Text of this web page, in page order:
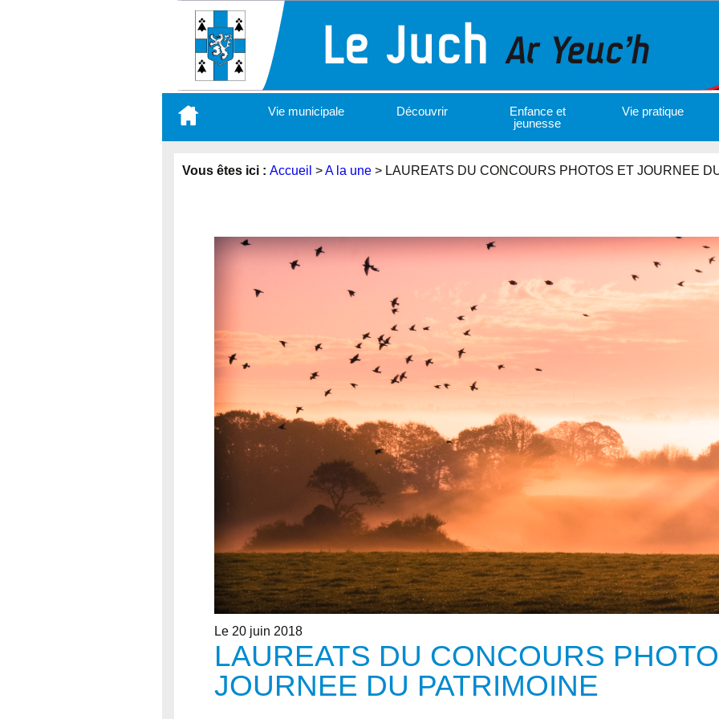
contenu
Vie municipale Découvrir
Enfance et
jeunesse
Vie pratique
Vous êtes ici : Accueil >A la une> LAUREATS DU CONCOURS PHOTOS ET JOURNEE
Le 20 juin 2018
LAUREATS DU CONCOURS
JOURNEE DU PATRIMOINE